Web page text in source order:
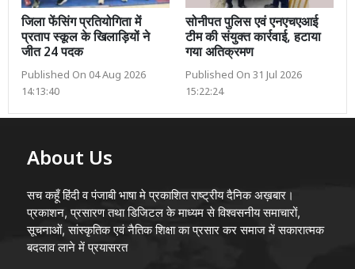
जिला फेंसिंग प्रतियोगिता में
प्रताप स्कूल के खिलाड़ियों ने
जीत 24 पदक
Published On 04 Aug 2026
14:13:40
सोनीपत पुलिस एवं एनएचएआई
टीम की संयुक्त कार्रवाई, हटाया
गया अतिक्रमण
Published On 31 Jul 2026
15:22:24
About Us
सच कहूँ हिंदी व पंजाबी भाषा मे प्रकाशित राष्ट्रीय दैनिक अख़बार।
प्रकाशन, प्रसारण तथा डिजिटल के माध्यम से विश्वसनीय समाचारों,
सूचनाओं, सांस्कृतिक एवं नैतिक शिक्षा का प्रसार कर समाज में सकारात्मक
बदलाव लाने में प्रयासरत